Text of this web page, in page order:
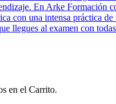
En Arke Formación
con una intensa práctica
llegues al examen con
en el Carrito.